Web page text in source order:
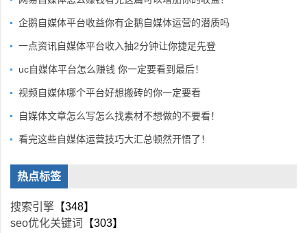
企鹅自媒体平台收益你有企鹅自媒体运营的潜质吗
一点资讯自媒体平台收入抽2分钟让你捷足先登
uc自媒体平台怎么赚钱 你一定要看到最后！
视频自媒体哪个平台好想搬砖的你一定要看
自媒体文章怎么写怎么找素材不想做的不要看！
看完这些自媒体运营技巧大汇总顿然开悟了！
热点标签
搜索引擎 【348】
seo优化关键词
【303】